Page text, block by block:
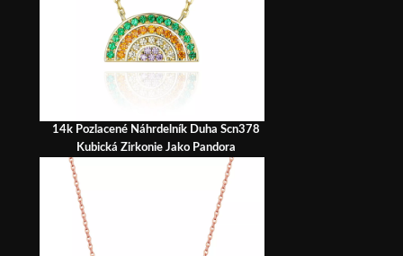
14k Pozlacené Náhrdelník Duha Scn378
Kubická Zirkonie Jako Pandora